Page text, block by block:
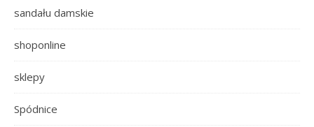
sandału damskie
shoponline
sklepy
Spódnice